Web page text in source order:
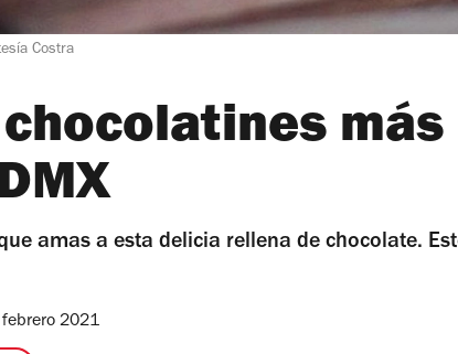
Costra
más
amas a esta delicia rellena de chocolate.
2021